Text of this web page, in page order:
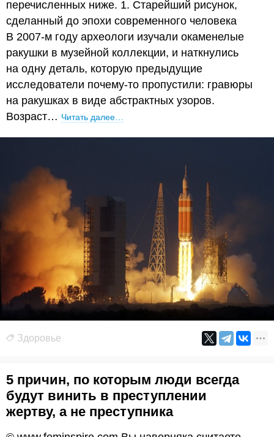
перечисленных ниже. 1. Старейший рисунок,
сделанный до эпохи современного человека
В 2007-м году археологи изучали окаменелые
ракушки в музейной коллекции, и наткнулись
на одну деталь, которую предыдущие
исследователи почему-то пропустили: гравюры
на ракушках в виде абстрактных узоров.
Возраст… Читать далее…
Здоровье
5 причин, по которым люди всегда
будут винить в преступлении
жертву, а не преступника